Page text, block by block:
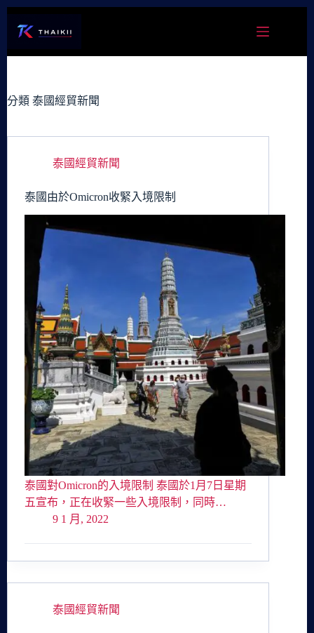
容
分類 泰國經貿新聞
泰國經貿新聞
泰國由於Omicron收緊入境限制
泰國對Omicron的入境限制 泰國於1月7日星期
五宣布，正在收緊一些入境限制，同時…
9 1 月, 2022
泰國經貿新聞